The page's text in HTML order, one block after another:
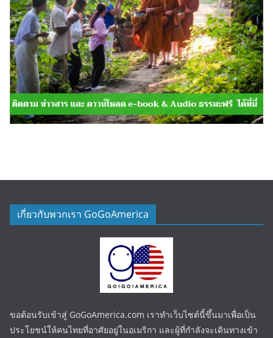
เกี่ยวกับพวกเรา GoGoAmerica
ขอต้อนรับเข้าสู่ GoGoAmerica.com เราทำเว็บไซต์นี้ขึ้นมาเพื่อเป็น
ประโยชน์ให้คนไทยที่อาศัยอยู่ในอเมริกา และผู้ที่กำลังจะเดินทางเข้า